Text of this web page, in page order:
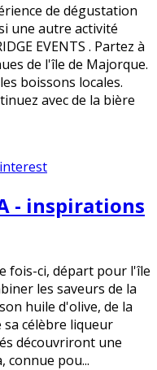
de dégustation
une autre activité
EVENTS . Partez à
de l'île de Majorque.
boissons locales.
avec de la bière
- inspirations
fois-ci, départ pour l'île
les saveurs de la
huile d'olive, de la
célèbre liqueur
découvriront une
connue pou...